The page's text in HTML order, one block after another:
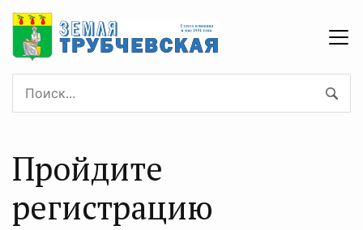
Пройдите
регистрацию